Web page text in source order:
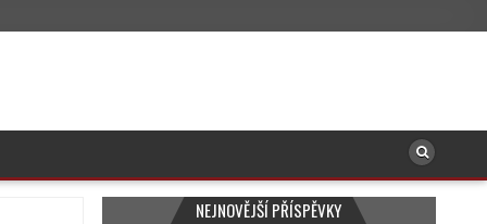
NEJNOVĚJŠÍ PŘÍSPĚVKY